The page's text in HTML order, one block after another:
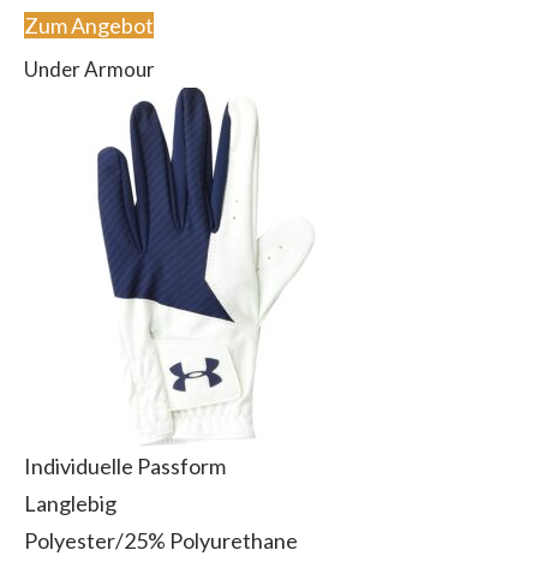
Zum Angebot
Under Armour
Individuelle Passform
Langlebig
Polyester/25% Polyurethane